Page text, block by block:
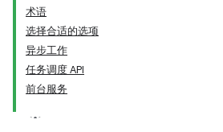
术语
选择合适的选项
异步工作
任务调度 API
前台服务